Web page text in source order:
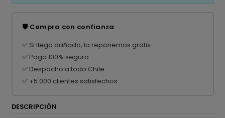
🛡️ Compra con confianza
✅ Si llega dañado, lo reponemos gratis
✅ Pago 100% seguro
✅ Despacho a todo Chile
✅ +5.000 clientes satisfechos
DESCRIPCIÓN